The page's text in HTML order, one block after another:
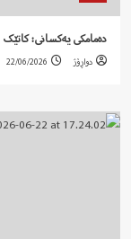
دەمامکی یەکسانی: کاتێک
دواڕۆژ 22/06/2026